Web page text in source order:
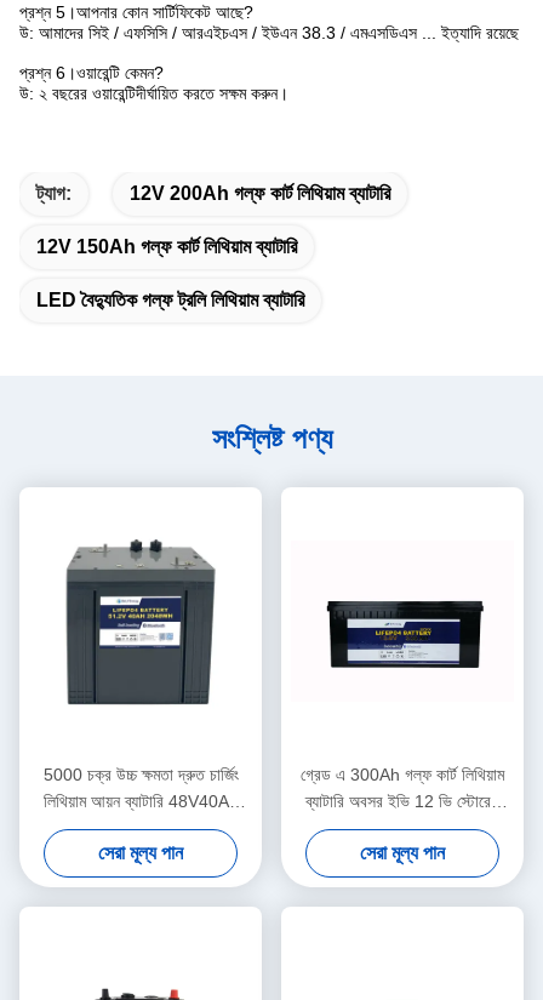
প্রশ্ন 5।আপনার কোন সার্টিফিকেট আছে?
উ: আমাদের সিই / এফসিসি / আরএইচএস / ইউএন 38.3 / এমএসডিএস ... ইত্যাদি রয়েছে
প্রশ্ন 6।ওয়ারেন্টি কেমন?
উ: ২ বছরের ওয়ারেন্টিদীর্ঘায়িত করতে সক্ষম করুন।
ট্যাগ: 12V 200Ah গল্ফ কার্ট লিথিয়াম ব্যাটারি
12V 150Ah গল্ফ কার্ট লিথিয়াম ব্যাটারি
LED বৈদ্যুতিক গল্ফ ট্রলি লিথিয়াম ব্যাটারি
সংশ্লিষ্ট পণ্য
5000 চক্র উচ্চ ক্ষমতা দ্রুত চার্জিং
লিথিয়াম আয়ন ব্যাটারি 48V40Ah
জন্য গল্ফকার্ট
সেরা মূল্য পান
গ্রেড এ 300Ah গল্ফ কার্ট লিথিয়াম
ব্যাটারি অবসর ইভি 12 ভি স্টোরেজ
ব্যাটারি
সেরা মূল্য পান